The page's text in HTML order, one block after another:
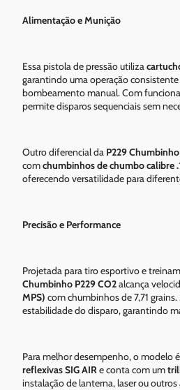
Alimentação e Munição
Essa pistola de pressão utiliza
garantindo uma operação
bombeamento manual. Com
permite disparos sequenciais sem
Outro diferencial da P229 Chumbinho
comchumbinhos de chumbo calibre
oferecendo versatilidade para
Precisão e Performance
Projetada para tiro esportivo e
Chumbinho P229 CO2alcança
MPS) com chumbinhos de 7,71 grains.
estabilidade do disparo, garantindo
Para melhor desempenho, o modelo é
reflexivas SIG AIRe conta com um
instalação de lanterna, laser ou outros